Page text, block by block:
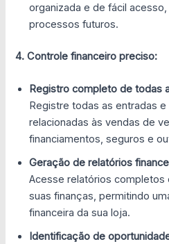
organizada e de fácil
processos futuros.
4. Controle financeiro preciso:
Registro completo de todas
Registre todas as entradas
relacionadas às vendas de
financiamentos, seguros e
Geração de relatórios
Acesse relatórios completos
suas finanças, permitindo
financeira da sua loja.
Identificação de